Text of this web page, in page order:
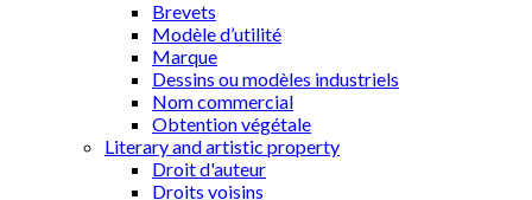
Brevets
Modèle d’utilité
Marque
Dessins ou modèles industriels
Nom commercial
Obtention végétale
Literary and artistic property
Droit d'auteur
Droits voisins